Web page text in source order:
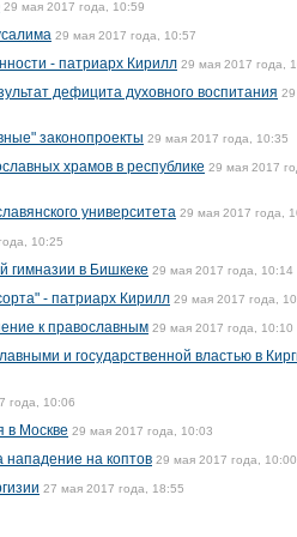
29 мая 2017 года, 10:59
29 мая 2017 года, 10:57
- патриарх Кирилл 29 мая 2017 года,
дефицита духовного воспитания
законопроекты 29 мая 2017 года, 10:35
храмов в республике 29 мая 2017
университета 29 мая 2017 года,
10:25
гимназии в Бишкеке 29 мая 2017 года, 10:14
- патриарх Кирилл 29 мая 2017 года,
к православным 29 мая 2017 года, 10:10
и государственной властью в
года, 10:06
в Москве 29 мая 2017 года, 10:03
нападение на коптов 29 мая 2017 года, 10:00
27 мая 2017 года, 18:55